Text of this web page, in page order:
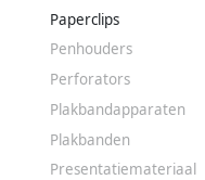
Paperclips
Penhouders
Perforators
Plakbandapparaten
Plakbanden
Presentatiemateriaal